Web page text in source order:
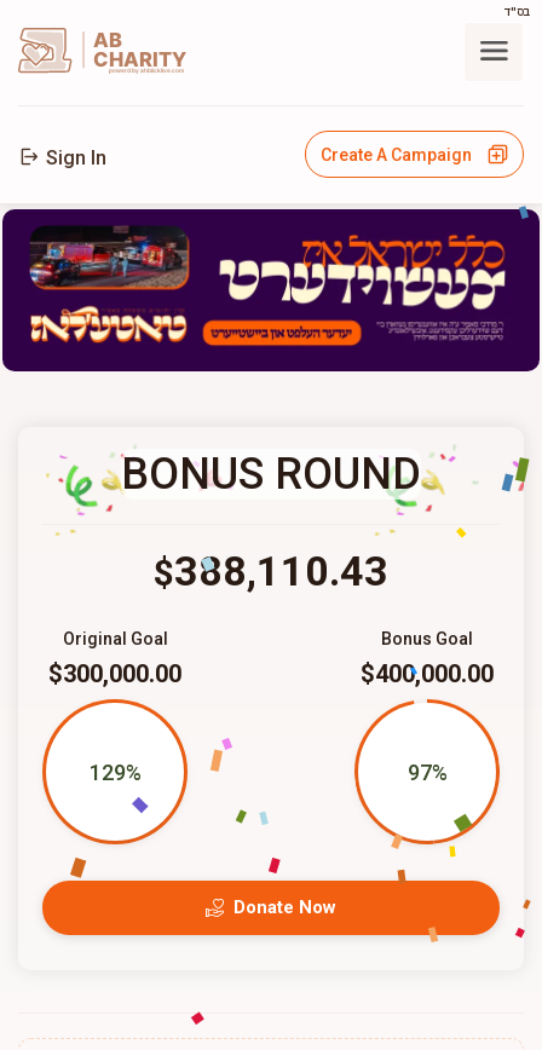
בס"ד
AB
CHARITY
powerd by ahblicklive.com
Sign In Create A Campaign
BONUS ROUND
$388,110.43
Bonus Goal
$400,000.00
97%
Original Goal
$300,000.00
129%
Donate Now